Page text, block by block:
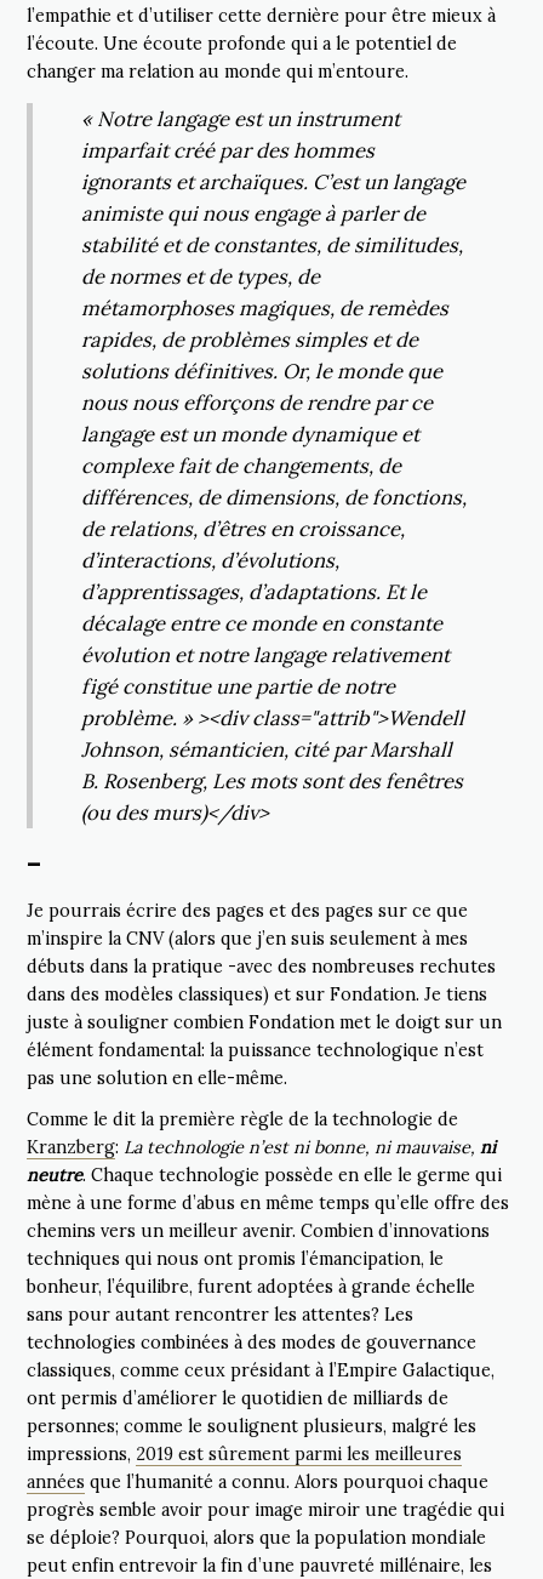
l’empathie et d’utiliser cette dernière pour être mieux à
l’écoute. Une écoute profonde qui a le potentiel de
changer ma relation au monde qui m’entoure.
« Notre langage est un instrument
imparfait créé par des hommes
ignorants et archaïques. C’est un langage
animiste qui nous engage à parler de
stabilité et de constantes, de similitudes,
de normes et de types, de
métamorphoses magiques, de remèdes
rapides, de problèmes simples et de
solutions définitives. Or, le monde que
nous nous efforçons de rendre par ce
langage est un monde dynamique et
complexe fait de changements, de
différences, de dimensions, de fonctions,
de relations, d’êtres en croissance,
d’interactions, d’évolutions,
d’apprentissages, d’adaptations. Et le
décalage entre ce monde en constante
évolution et notre langage relativement
figé constitue une partie de notre
problème. » ><div class="attrib">Wendell
Johnson, sémanticien, cité par Marshall
B. Rosenberg, Les mots sont des fenêtres
(ou des murs)</div>
–
Je pourrais écrire des pages et des pages sur ce que
m’inspire la CNV (alors que j’en suis seulement à mes
débuts dans la pratique -avec des nombreuses rechutes
dans des modèles classiques) et sur Fondation. Je tiens
juste à souligner combien Fondation met le doigt sur un
élément fondamental: la puissance technologique n’est
pas une solution en elle-même.
Comme le dit la première règle de la technologie de
Kranzberg: La technologie n’est ni bonne, ni mauvaise,ni
neutre. Chaque technologie possède en elle le germe qui
mène à une forme d’abus en même temps qu’elle offre des
chemins vers un meilleur avenir. Combien d’innovations
techniques qui nous ont promis l’émancipation, le
bonheur, l’équilibre, furent adoptées à grande échelle
sans pour autant rencontrer les attentes? Les
technologies combinées à des modes de gouvernance
classiques, comme ceux présidant à l’Empire Galactique,
ont permis d’améliorer le quotidien de milliards de
personnes; comme le soulignent plusieurs, malgré les
impressions, 2019 est sûrement parmi les meilleures
années que l’humanité a connu. Alors pourquoi chaque
progrès semble avoir pour image miroir une tragédie qui
se déploie? Pourquoi, alors que la population mondiale
peut enfin entrevoir la fin d’une pauvreté millénaire, les